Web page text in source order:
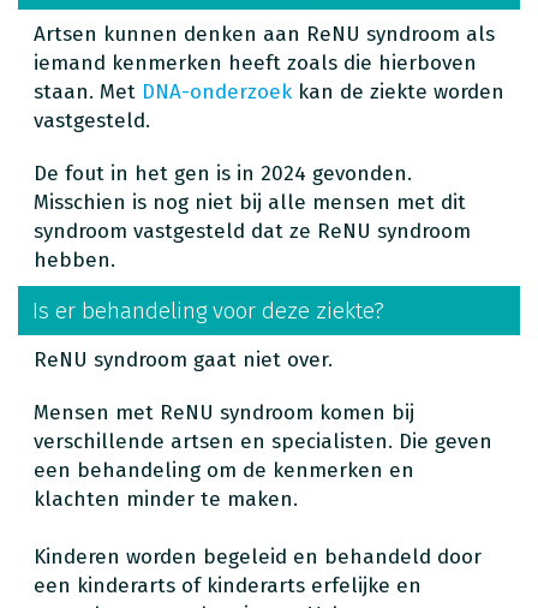
Artsen kunnen denken aan ReNU syndroom als
iemand kenmerken heeft zoals die hierboven
staan. Met DNA-onderzoek kan de ziekte worden
vastgesteld.
De fout in het gen is in 2024 gevonden.
Misschien is nog niet bij alle mensen met dit
syndroom vastgesteld dat ze ReNU syndroom
hebben.
Is er behandeling voor deze ziekte?
ReNU syndroom gaat niet over.
Mensen met ReNU syndroom komen bij
verschillende artsen en specialisten. Die geven
een behandeling om de kenmerken en
klachten minder te maken.
Kinderen worden begeleid en behandeld door
een kinderarts of kinderarts erfelijke en